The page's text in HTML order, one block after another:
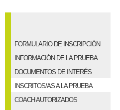
FORMULARIO DE INSCRIPCIÓN
INFORMACIÓN DE LA PRUEBA
DOCUMENTOS DE INTERÉS
INSCRITOS/AS A LA PRUEBA
COACH AUTORIZADOS